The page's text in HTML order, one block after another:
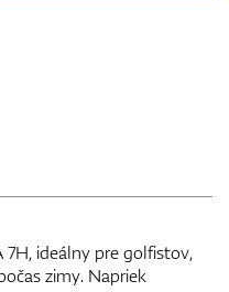
ideálny pre golfistov,
zimy. Napriek